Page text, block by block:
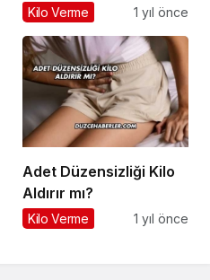
Kilo Verme 1 yıl önce
Adet Düzensizliği Kilo
Aldırır mı?
Kilo Verme 1 yıl önce